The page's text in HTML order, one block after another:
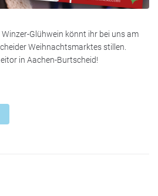
Glühwein könnt ihr bei uns am
Weihnachtsmarktes stillen.
in Aachen-Burtscheid!